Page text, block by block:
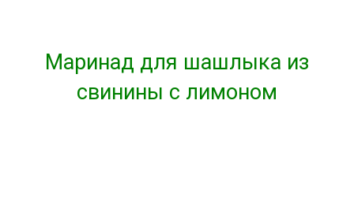
Маринад для шашлыка из
свинины с лимоном